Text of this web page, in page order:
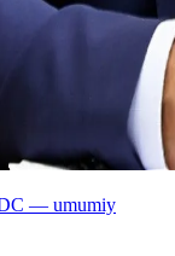
— umumiy